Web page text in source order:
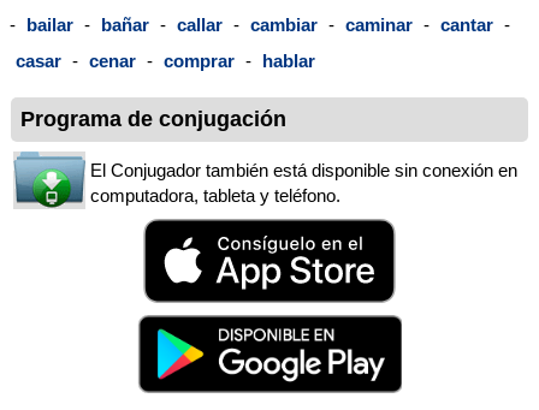
- bailar - bañar - callar - cambiar - caminar - cantar -
casar - cenar - comprar - hablar
Programa de conjugación
El Conjugador también está disponible sin conexión en
computadora, tableta y teléfono.